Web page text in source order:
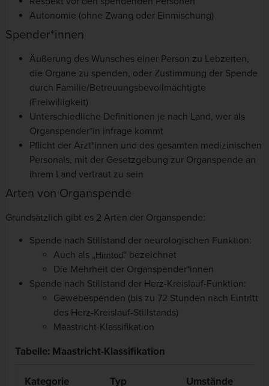
Autonomie (ohne Zwang oder Einmischung)
Spender*innen
Äußerung des Wunsches einer Person zu Lebzeiten,
die Organe zu spenden, oder Zustimmung der Spende
durch Familie/Betreuungsbevollmächtigte
(Freiwilligkeit)
Unterschiedliche Definitionen je nach Land, wer als
Organspender*in infrage kommt
Pflicht der Ärzt*innen und des gesamten medizinischen
Personals, mit der Gesetzgebung zur Organspende an
ihrem Land vertraut zu sein
Arten von Organspende
Grundsätzlich gibt es 2 Arten der Organspende:
Spende nach Stillstand der neurologischen Funktion:
Auch als „Hirntod“ bezeichnet
Die Mehrheit der Organspender*innen
Spende nach Stillstand der Herz-Kreislauf-Funktion:
Gewebespenden (bis zu 72 Stunden nach Eintritt
des Herz-Kreislauf-Stillstands)
Maastricht-Klassifikation
Tabelle: Maastricht-Klassifikation
Kategorie Typ Umstände